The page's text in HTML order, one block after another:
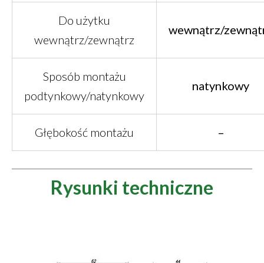
Do użytku
wewnątrz/zewnątrz
wewnątrz/
Sposób montażu
podtynkowy/natynkowy
natynkowy
Głębokość montażu –
Rysunki techniczne